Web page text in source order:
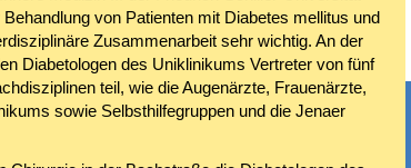
von Patienten mit Diabetes mellitus und
Zusammenarbeit sehr wichtig. An der
Diabetologen des Uniklinikums Vertreter von fünf
teil, wie die Augenärzte, Frauenärzte,
sowie Selbsthilfegruppen und die Jenaer